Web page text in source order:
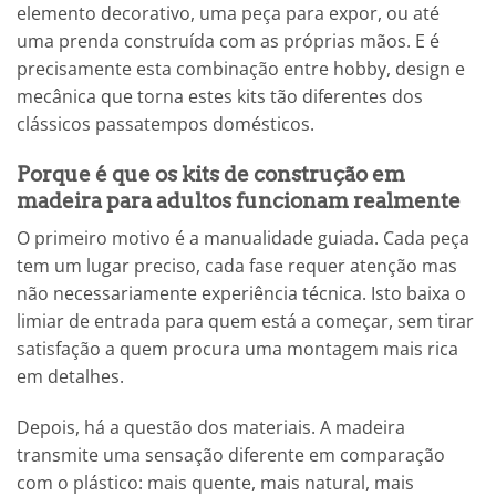
elemento decorativo, uma peça para expor, ou até
uma prenda construída com as próprias mãos. E é
precisamente esta combinação entre hobby, design e
mecânica que torna estes kits tão diferentes dos
clássicos passatempos domésticos.
Porque é que os kits de construção em
madeira para adultos funcionam realmente
O primeiro motivo é a manualidade guiada. Cada peça
tem um lugar preciso, cada fase requer atenção mas
não necessariamente experiência técnica. Isto baixa o
limiar de entrada para quem está a começar, sem tirar
satisfação a quem procura uma montagem mais rica
em detalhes.
Depois, há a questão dos materiais. A madeira
transmite uma sensação diferente em comparação
com o plástico: mais quente, mais natural, mais